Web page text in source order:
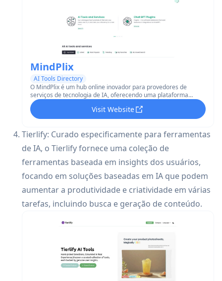
MindPlix
AI Tools Directory
O MindPlix é um hub online inovador para provedores de
serviços de tecnologia de IA, oferecendo uma plataforma
abrangente para encontrar, comparar e utilizar ferramentas,
prompts e plugins de IA.Visit Website
Tierlify: Curado especificamente para ferramentas
de IA, o Tierlify fornece uma coleção de
ferramentas baseada em insights dos usuários,
focando em soluções baseadas em IA que podem
aumentar a produtividade e criatividade em várias
tarefas, incluindo busca e geração de conteúdo.